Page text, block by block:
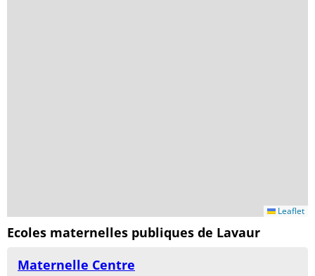
Leaflet
Ecoles maternelles publiques de Lavaur
Maternelle Centre